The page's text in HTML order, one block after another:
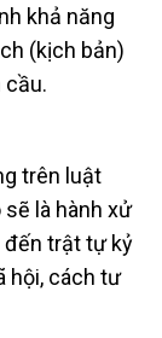
khả năng
(kịch bản)
cầu.
trên luật
là hành xử
đến trật tự kỷ
hội, cách tư